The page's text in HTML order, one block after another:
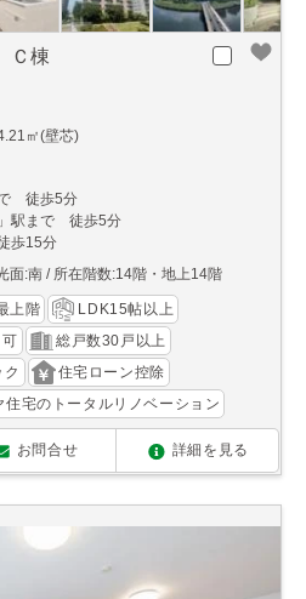
Ｃ棟
㎡(壁芯)
で 徒歩5分
」駅まで 徒歩5分
歩15分
面:南 所在階数:14階・地上14階
上階
LDK15帖以上
総戸数30戸以上
住宅ローン控除
住宅のトータルリノベーション
お問合せ 詳細を見る